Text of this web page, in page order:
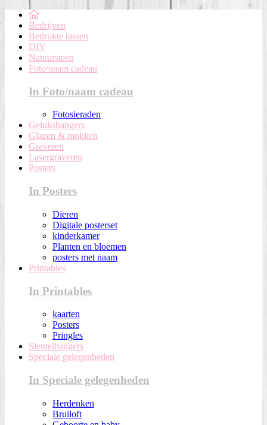
Bedrijven
Bedrukte tassen
DIY
Natuursteen
Foto/naam cadeau
In Foto/naam cadeau
Fotosieraden
Gelukshangers
Glazen & mokken
Graveren
Lasergraveren
Posters
In Posters
Dieren
Digitale posterset
kinderkamer
Planten en bloemen
posters met naam
Printables
In Printables
kaarten
Posters
Pringles
Sleutelhangers
Speciale gelegenheden
In Speciale gelegenheden
Herdenken
Bruiloft